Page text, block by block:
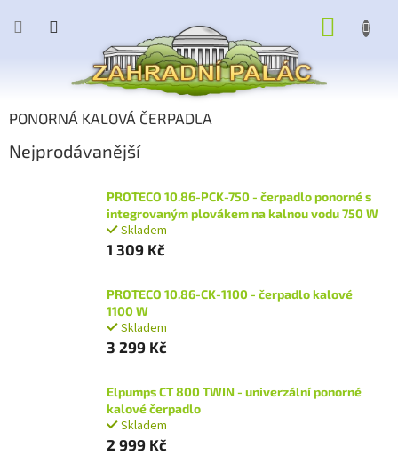
PONORNÁ KALOVÁ ČERPADLA
Nejprodávanější
PROTECO 10.86-PCK-750 - čerpadlo ponorné s
integrovaným plovákem na kalnou vodu 750 W
Skladem
1 309 Kč
PROTECO 10.86-CK-1100 - čerpadlo kalové
1100 W
Skladem
3 299 Kč
Elpumps CT 800 TWIN - univerzální ponorné
kalové čerpadlo
Skladem
2 999 Kč